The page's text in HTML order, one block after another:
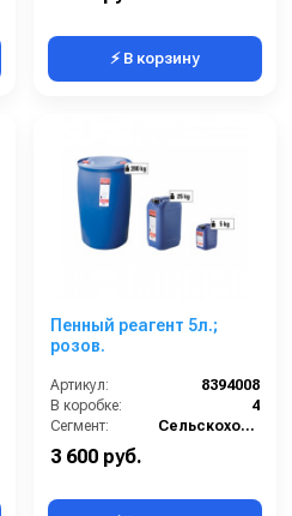
⚡ В корзину
Пенный реагент 5л.;
розов.
Артикул:
8394008
В коробке:
4
Сегмент:
Сельскохозяйственный сегмент
3 600 руб.